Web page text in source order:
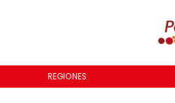
ECONOMÍA